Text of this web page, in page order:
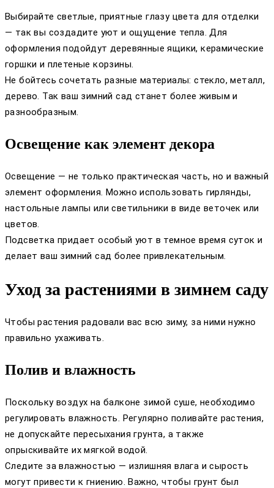
Выбирайте светлые, приятные глазу цвета для отделки
— так вы создадите уют и ощущение тепла. Для
оформления подойдут деревянные ящики, керамические
горшки и плетеные корзины.
Не бойтесь сочетать разные материалы: стекло, металл,
дерево. Так ваш зимний сад станет более живым и
разнообразным.
Освещение как элемент декора
Освещение — не только практическая часть, но и важный
элемент оформления. Можно использовать гирлянды,
настольные лампы или светильники в виде веточек или
цветов.
Подсветка придает особый уют в темное время суток и
делает ваш зимний сад более привлекательным.
Уход за растениями в зимнем саду
Чтобы растения радовали вас всю зиму, за ними нужно
правильно ухаживать.
Полив и влажность
Поскольку воздух на балконе зимой суше, необходимо
регулировать влажность. Регулярно поливайте растения,
не допускайте пересыхания грунта, а также
опрыскивайте их мягкой водой.
Следите за влажностью — излишняя влага и сырость
могут привести к гниению. Важно, чтобы грунт был